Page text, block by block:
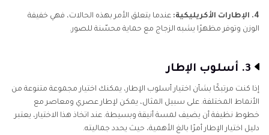
4. الإطارات الأكريليكية:
عندما يتعلق الأمر بهذه الحالات، فهي خفيفة
الوزن وتوفر مظهرًا يشبه الزجاج مع حماية محسّنة للصور.
3. أسلوب الإطار
إذا كنت مرتبكًا بشأن اختيار أسلوب الإطار، يمكنك اختيار مجموعة متنوعة من
الأنماط المختلفة. على سبيل المثال، يمكن لإطار عصري ومعاصر مع
خطوط نظيفة أن يضيف لمسة أنيقة وبسيطة. عند اتخاذ هذا الاختيار، يعتبر
دليل اختيار الإطار أمرًا بالغ الأهمية، حيث يحدد جماليته.